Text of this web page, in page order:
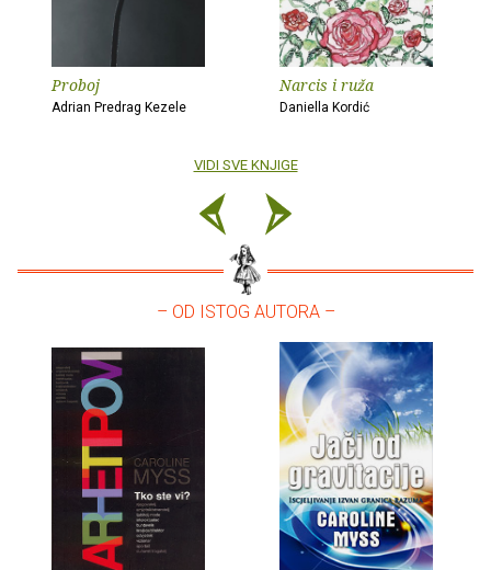
Proboj
Adrian Predrag Kezele
Narcis i ruža
Daniella Kordić
VIDI SVE KNJIGE
– OD ISTOG AUTORA –